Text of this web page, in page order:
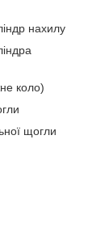
нахилу
коло)
щогли